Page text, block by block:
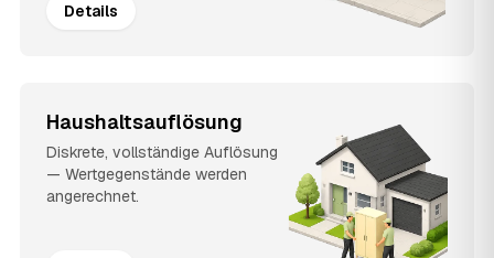
Details
Haushaltsauflösung
Diskrete, vollständige Auflösung
— Wertgegenstände werden
angerechnet.